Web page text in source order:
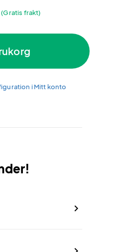
(Gratis frakt)
i Mitt konto